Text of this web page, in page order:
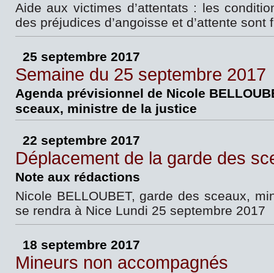
Aide aux victimes d’attentats : les
des préjudices d’angoisse et d’attente sont
25 septembre 2017
Semaine du 25 septembre 2017
Agenda prévisionnel de Nicole
sceaux, ministre de la justice
22 septembre 2017
Déplacement de la garde des
Note aux rédactions
Nicole BELLOUBET, garde des sceaux,
se rendra à Nice Lundi 25 septembre 2017
18 septembre 2017
Mineurs non accompagnés